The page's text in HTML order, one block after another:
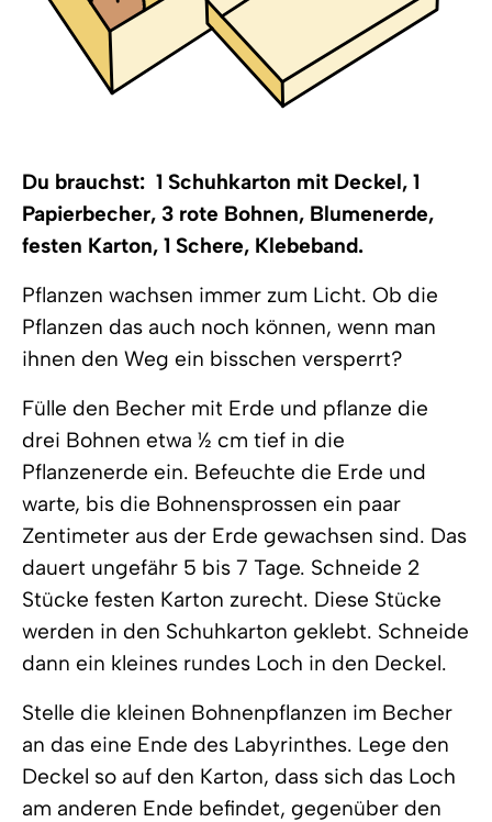
Du brauchst: 1 Schuhkarton mit Deckel, 1
Papierbecher, 3 rote Bohnen, Blumenerde,
festen Karton, 1 Schere, Klebeband.
Pflanzen wachsen immer zum Licht. Ob die
Pflanzen das auch noch können, wenn man
ihnen den Weg ein bisschen versperrt?
Fülle den Becher mit Erde und pflanze die
drei Bohnen etwa ½ cm tief in die
Pflanzenerde ein. Befeuchte die Erde und
warte, bis die Bohnensprossen ein paar
Zentimeter aus der Erde gewachsen sind. Das
dauert ungefähr 5 bis 7 Tage. Schneide 2
Stücke festen Karton zurecht. Diese Stücke
werden in den Schuhkarton geklebt. Schneide
dann ein kleines rundes Loch in den Deckel.
Stelle die kleinen Bohnenpflanzen im Becher
an das eine Ende des Labyrinthes. Lege den
Deckel so auf den Karton, dass sich das Loch
am anderen Ende befindet, gegenüber den